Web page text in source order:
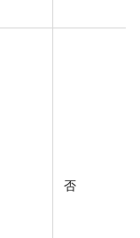
否